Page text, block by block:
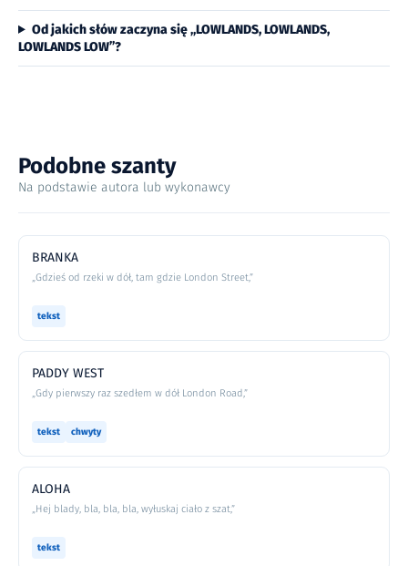
Od jakich słów zaczyna się „LOWLANDS, LOWLANDS,
LOWLANDS LOW”?
Podobne szanty
Na podstawie autora lub wykonawcy
BRANKA
„Gdzieś od rzeki w dół, tam gdzie London Street,”
tekst
PADDY WEST
„Gdy pierwszy raz szedłem w dół London Road,”
tekst chwyty
ALOHA
„Hej blady, bla, bla, bla, wyłuskaj ciało z szat,”
tekst